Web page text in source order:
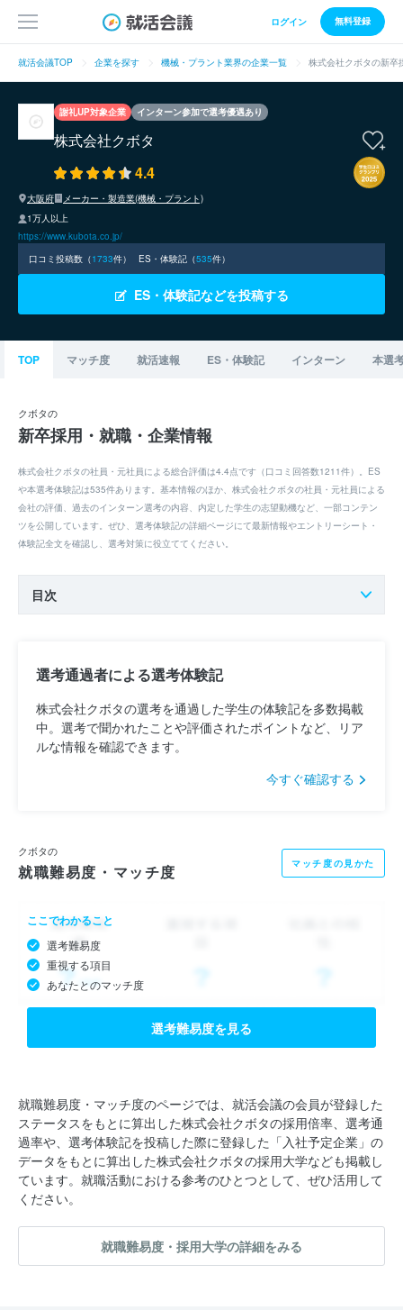
ログイン 無料登録
就活会議TOP 企業を探す 機械・プラント業界の企業一覧 株式会社クボタの新卒
謝礼UP対象企業 インターン参加で選考優遇あり
株式会社クボタ
4.4
大阪府
メーカー・製造業(機械・プラント)
1万人以上
https://www.kubota.co.jp/
口コミ投稿数（1733件） ES・体験記（535件）
ES・体験記などを投稿する
TOP マッチ度 就活速報 ES・体験記 インターン 本選
クボタの
新卒採用・就職・企業情報
株式会社クボタの社員・元社員による総合評価は4.4点です（口コミ回答数1211件）。ES
や本選考体験記は535件あります。基本情報のほか、株式会社クボタの社員・元社員による
会社の評価、過去のインターン選考の内容、内定した学生の志望動機など、一部コンテン
ツを公開しています。ぜひ、選考体験記の詳細ページにて最新情報やエントリーシート・
体験記全文を確認し、選考対策に役立ててください。
目次
選考通過者による選考体験記
株式会社クボタの選考を通過した学生の体験記を多数掲載
中。選考で聞かれたことや評価されたポイントなど、リア
ルな情報を確認できます。
今すぐ確認する
クボタの
就職難易度・マッチ度 マッチ度の見かた
ここでわかること
選考難易度
重視する項目
あなたとのマッチ度
選考難易度を見る
就職難易度・マッチ度のページでは、就活会議の会員が登録した
ステータスをもとに算出した株式会社クボタの採用倍率、選考通
過率や、選考体験記を投稿した際に登録した「入社予定企業」の
データをもとに算出した株式会社クボタの採用大学なども掲載し
ています。就職活動における参考のひとつとして、ぜひ活用して
ください。
就職難易度・採用大学の詳細をみる